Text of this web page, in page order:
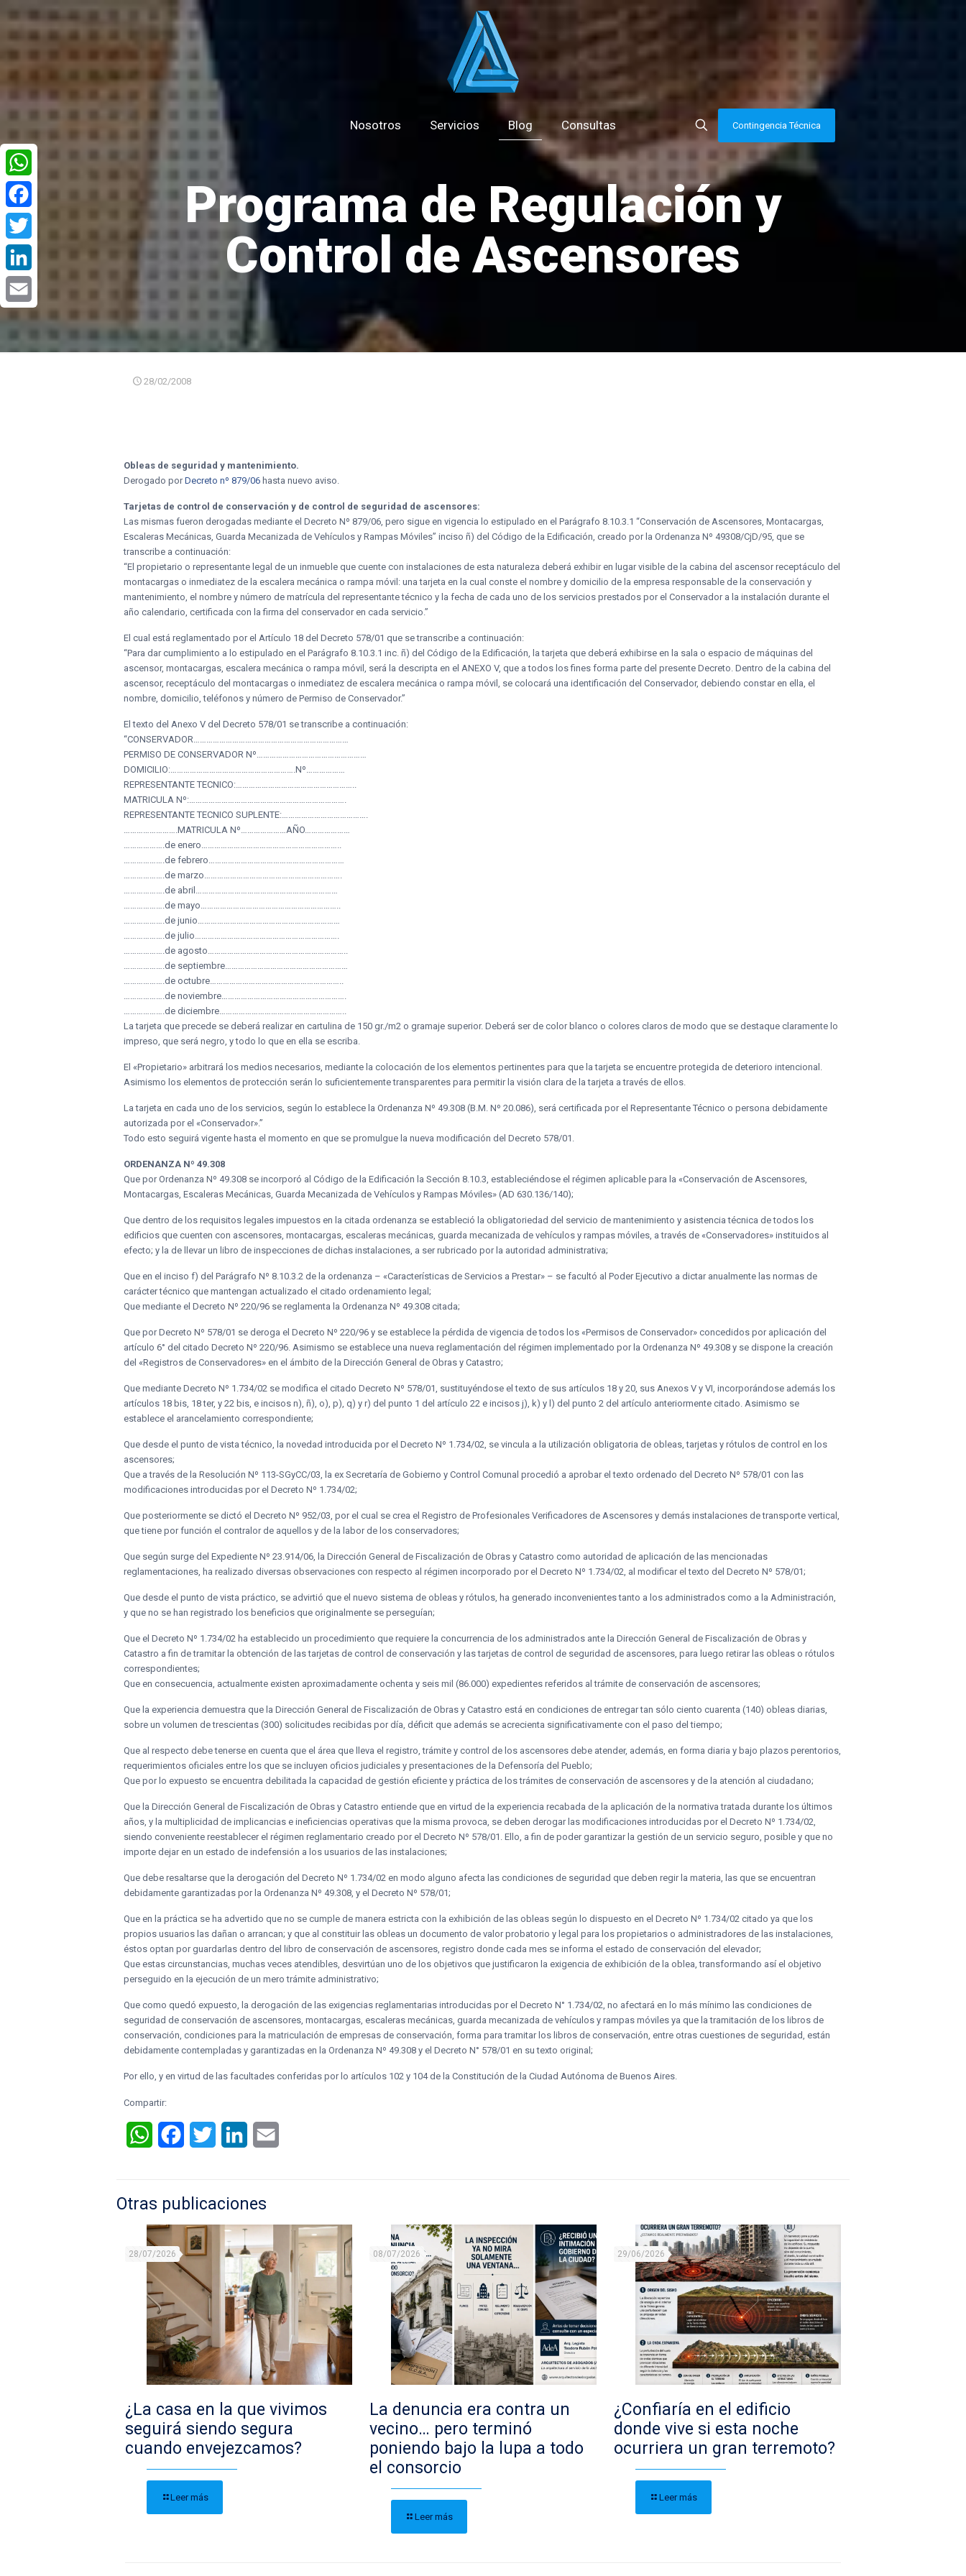
Nosotros Servicios Blog Consultas Contingencia Técnica
Programa de Regulación y
Control de Ascensores
28/02/2008
Obleas de seguridad y mantenimiento.
Derogado porDecreto nº 879/06 hasta nuevo aviso.
Tarjetas de control de conservación y de control de seguridad de ascensores:
Las mismas fueron derogadas mediante el Decreto Nº 879/06, pero sigue en vigencia lo estipulado en el Parágrafo 8.10.3.1 “Conservación de Ascensores, Montacargas,
Escaleras Mecánicas, Guarda Mecanizada de Vehículos y Rampas Móviles” inciso ñ) del Código de la Edificación, creado por la Ordenanza Nº 49308/CjD/95, que se
transcribe a continuación:
“El propietario o representante legal de un inmueble que cuente con instalaciones de esta naturaleza deberá exhibir en lugar visible de la cabina del ascensor receptáculo del
montacargas o inmediatez de la escalera mecánica o rampa móvil: una tarjeta en la cual conste el nombre y domicilio de la empresa responsable de la conservación y
mantenimiento, el nombre y número de matrícula del representante técnico y la fecha de cada uno de los servicios prestados por el Conservador a la instalación durante el
año calendario, certificada con la firma del conservador en cada servicio.”
El cual está reglamentado por el Artículo 18 del Decreto 578/01 que se transcribe a continuación:
“Para dar cumplimiento a lo estipulado en el Parágrafo 8.10.3.1 inc. ñ) del Código de la Edificación, la tarjeta que deberá exhibirse en la sala o espacio de máquinas del
ascensor, montacargas, escalera mecánica o rampa móvil, será la descripta en el ANEXO V, que a todos los fines forma parte del presente Decreto. Dentro de la cabina del
ascensor, receptáculo del montacargas o inmediatez de escalera mecánica o rampa móvil, se colocará una identificación del Conservador, debiendo constar en ella, el
nombre, domicilio, teléfonos y número de Permiso de Conservador.”
El texto del Anexo V del Decreto 578/01 se transcribe a continuación:
“CONSERVADOR………………………………………………………………
PERMISO DE CONSERVADOR Nº……………………………………………
DOMICILIO:………………………………………………….Nº………………
REPRESENTANTE TECNICO:………………………………………………..
MATRICULA Nº:……………………………………………………………….
REPRESENTANTE TECNICO SUPLENTE:………………………………….
…………………….MATRICULA Nº…………………AÑO…………………
……………….de enero………………………………………………………..
……………….de febrero………………………………………………………
……………….de marzo……………………………………………………….
……………….de abril…………………………………………………………
……………….de mayo………………………………………………………..
……………….de junio…………………………………………………………
……………….de julio………………………………………………………….
……………….de agosto………………………………………………………..
……………….de septiembre…………………………………………………
……………….de octubre……………………………………………………..
……………….de noviembre………………………………………………….
……………….de diciembre…………………………………………………..
La tarjeta que precede se deberá realizar en cartulina de 150 gr./m2 o gramaje superior. Deberá ser de color blanco o colores claros de modo que se destaque claramente lo
impreso, que será negro, y todo lo que en ella se escriba.
El «Propietario» arbitrará los medios necesarios, mediante la colocación de los elementos pertinentes para que la tarjeta se encuentre protegida de deterioro intencional.
Asimismo los elementos de protección serán lo suficientemente transparentes para permitir la visión clara de la tarjeta a través de ellos.
La tarjeta en cada uno de los servicios, según lo establece la Ordenanza Nº 49.308 (B.M. Nº 20.086), será certificada por el Representante Técnico o persona debidamente
autorizada por el «Conservador».”
Todo esto seguirá vigente hasta el momento en que se promulgue la nueva modificación del Decreto 578/01.
ORDENANZA Nº 49.308
Que por Ordenanza Nº 49.308 se incorporó al Código de la Edificación la Sección 8.10.3, estableciéndose el régimen aplicable para la «Conservación de Ascensores,
Montacargas, Escaleras Mecánicas, Guarda Mecanizada de Vehículos y Rampas Móviles» (AD 630.136/140);
Que dentro de los requisitos legales impuestos en la citada ordenanza se estableció la obligatoriedad del servicio de mantenimiento y asistencia técnica de todos los
edificios que cuenten con ascensores, montacargas, escaleras mecánicas, guarda mecanizada de vehículos y rampas móviles, a través de «Conservadores» instituidos al
efecto; y la de llevar un libro de inspecciones de dichas instalaciones, a ser rubricado por la autoridad administrativa;
Que en el inciso f) del Parágrafo Nº 8.10.3.2 de la ordenanza – «Características de Servicios a Prestar» – se facultó al Poder Ejecutivo a dictar anualmente las normas de
carácter técnico que mantengan actualizado el citado ordenamiento legal;
Que mediante el Decreto Nº 220/96 se reglamenta la Ordenanza Nº 49.308 citada;
Que por Decreto Nº 578/01 se deroga el Decreto Nº 220/96 y se establece la pérdida de vigencia de todos los «Permisos de Conservador» concedidos por aplicación del
artículo 6° del citado Decreto Nº 220/96. Asimismo se establece una nueva reglamentación del régimen implementado por la Ordenanza Nº 49.308 y se dispone la creación
del «Registros de Conservadores» en el ámbito de la Dirección General de Obras y Catastro;
Que mediante Decreto Nº 1.734/02 se modifica el citado Decreto Nº 578/01, sustituyéndose el texto de sus artículos 18 y 20, sus Anexos V y VI, incorporándose además los
artículos 18 bis, 18 ter, y 22 bis, e incisos n), ñ), o), p), q) y r) del punto 1 del artículo 22 e incisos j), k) y l) del punto 2 del artículo anteriormente citado. Asimismo se
establece el arancelamiento correspondiente;
Que desde el punto de vista técnico, la novedad introducida por el Decreto Nº 1.734/02, se vincula a la utilización obligatoria de obleas, tarjetas y rótulos de control en los
ascensores;
Que a través de la Resolución Nº 113-SGyCC/03, la ex Secretaría de Gobierno y Control Comunal procedió a aprobar el texto ordenado del Decreto Nº 578/01 con las
modificaciones introducidas por el Decreto Nº 1.734/02;
Que posteriormente se dictó el Decreto Nº 952/03, por el cual se crea el Registro de Profesionales Verificadores de Ascensores y demás instalaciones de transporte vertical,
que tiene por función el contralor de aquellos y de la labor de los conservadores;
Que según surge del Expediente Nº 23.914/06, la Dirección General de Fiscalización de Obras y Catastro como autoridad de aplicación de las mencionadas
reglamentaciones, ha realizado diversas observaciones con respecto al régimen incorporado por el Decreto Nº 1.734/02, al modificar el texto del Decreto Nº 578/01;
Que desde el punto de vista práctico, se advirtió que el nuevo sistema de obleas y rótulos, ha generado inconvenientes tanto a los administrados como a la Administración,
y que no se han registrado los beneficios que originalmente se perseguían;
Que el Decreto Nº 1.734/02 ha establecido un procedimiento que requiere la concurrencia de los administrados ante la Dirección General de Fiscalización de Obras y
Catastro a fin de tramitar la obtención de las tarjetas de control de conservación y las tarjetas de control de seguridad de ascensores, para luego retirar las obleas o rótulos
correspondientes;
Que en consecuencia, actualmente existen aproximadamente ochenta y seis mil (86.000) expedientes referidos al trámite de conservación de ascensores;
Que la experiencia demuestra que la Dirección General de Fiscalización de Obras y Catastro está en condiciones de entregar tan sólo ciento cuarenta (140) obleas diarias,
sobre un volumen de trescientas (300) solicitudes recibidas por día, déficit que además se acrecienta significativamente con el paso del tiempo;
Que al respecto debe tenerse en cuenta que el área que lleva el registro, trámite y control de los ascensores debe atender, además, en forma diaria y bajo plazos perentorios,
requerimientos oficiales entre los que se incluyen oficios judiciales y presentaciones de la Defensoría del Pueblo;
Que por lo expuesto se encuentra debilitada la capacidad de gestión eficiente y práctica de los trámites de conservación de ascensores y de la atención al ciudadano;
Que la Dirección General de Fiscalización de Obras y Catastro entiende que en virtud de la experiencia recabada de la aplicación de la normativa tratada durante los últimos
años, y la multiplicidad de implicancias e ineficiencias operativas que la misma provoca, se deben derogar las modificaciones introducidas por el Decreto Nº 1.734/02,
siendo conveniente reestablecer el régimen reglamentario creado por el Decreto Nº 578/01. Ello, a fin de poder garantizar la gestión de un servicio seguro, posible y que no
importe dejar en un estado de indefensión a los usuarios de las instalaciones;
Que debe resaltarse que la derogación del Decreto Nº 1.734/02 en modo alguno afecta las condiciones de seguridad que deben regir la materia, las que se encuentran
debidamente garantizadas por la Ordenanza Nº 49.308, y el Decreto Nº 578/01;
Que en la práctica se ha advertido que no se cumple de manera estricta con la exhibición de las obleas según lo dispuesto en el Decreto Nº 1.734/02 citado ya que los
propios usuarios las dañan o arrancan; y que al constituir las obleas un documento de valor probatorio y legal para los propietarios o administradores de las instalaciones,
éstos optan por guardarlas dentro del libro de conservación de ascensores, registro donde cada mes se informa el estado de conservación del elevador;
Que estas circunstancias, muchas veces atendibles, desvirtúan uno de los objetivos que justificaron la exigencia de exhibición de la oblea, transformando así el objetivo
perseguido en la ejecución de un mero trámite administrativo;
Que como quedó expuesto, la derogación de las exigencias reglamentarias introducidas por el Decreto N° 1.734/02, no afectará en lo más mínimo las condiciones de
seguridad de conservación de ascensores, montacargas, escaleras mecánicas, guarda mecanizada de vehículos y rampas móviles ya que la tramitación de los libros de
conservación, condiciones para la matriculación de empresas de conservación, forma para tramitar los libros de conservación, entre otras cuestiones de seguridad, están
debidamente contempladas y garantizadas en la Ordenanza Nº 49.308 y el Decreto N° 578/01 en su texto original;
Por ello, y en virtud de las facultades conferidas por lo artículos 102 y 104 de la Constitución de la Ciudad Autónoma de Buenos Aires.
Compartir:
WhatsAppFacebookTwitter LinkedIn
Otras publicaciones
28/07/2026
¿La casa en la que vivimos
seguirá siendo segura
cuando envejezcamos?
Leer más
08/07/2026
La denuncia era contra un
vecino… pero terminó
poniendo bajo la lupa a todo
el consorcio
Leer más
29/06/2026
¿Confiaría en el edificio
donde vive si esta noche
ocurriera un gran terremoto?
Leer más
WhatsApp
Facebook
Twitter
LinkedIn